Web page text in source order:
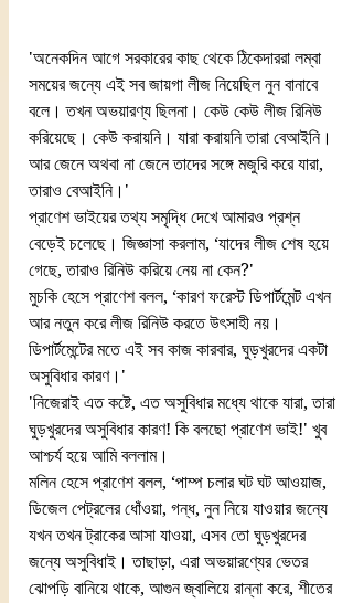
'অনেকদিন আগে সরকারের কাছ থেকে ঠিকেদাররা লম্বা
সময়ের জন্যে এই সব জায়গা লীজ নিয়েছিল নুন বানাবে
বলে। তখন অভয়ারণ্য ছিলনা। কেউ কেউ লীজ রিনিউ
করিয়েছে। কেউ করায়নি। যারা করায়নি তারা বেআইনি।
আর জেনে অথবা না জেনে তাদের সঙ্গে মজুরি করে যারা,
তারাও বেআইনি।'
প্রাণেশ ভাইয়ের তথ্য সমৃদ্ধি দেখে আমারও প্রশ্ন
বেড়েই চলেছে। জিজ্ঞাসা করলাম, ‘যাদের লীজ শেষ হয়ে
গেছে, তারাও রিনিউ করিয়ে নেয় না কেন?'
মুচকি হেসে প্রাণেশ বলল, ‘কারণ ফরেস্ট ডিপার্টমেন্ট এখন
আর নতুন করে লীজ রিনিউ করতে উৎসাহী নয়।
ডিপার্টমেন্টের মতে এই সব কাজ কারবার, ঘুড়খুরদের একটা
অসুবিধার কারণ।'
'নিজেরাই এত কষ্টে, এত অসুবিধার মধ্যে থাকে যারা, তারা
ঘুড়খুরদের অসুবিধার কারণ! কি বলছো প্রাণেশ ভাই!' খুব
আশ্চর্য হয়ে আমি বললাম।
মলিন হেসে প্রাণেশ বলল, ‘পাম্প চলার ঘট ঘট আওয়াজ,
ডিজেল পেট্রলের ধোঁওয়া, গন্ধ, নুন নিয়ে যাওয়ার জন্যে
যখন তখন ট্রাকের আসা যাওয়া, এসব তো ঘুড়খুরদের
জন্যে অসুবিধাই। তাছাড়া, এরা অভয়ারণ্যের ভেতর
ঝোপড়ি বানিয়ে থাকে, আগুন জ্বালিয়ে রান্না করে, শীতের